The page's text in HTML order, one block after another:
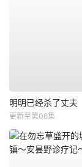
明明已经杀了丈夫
更新至第06集